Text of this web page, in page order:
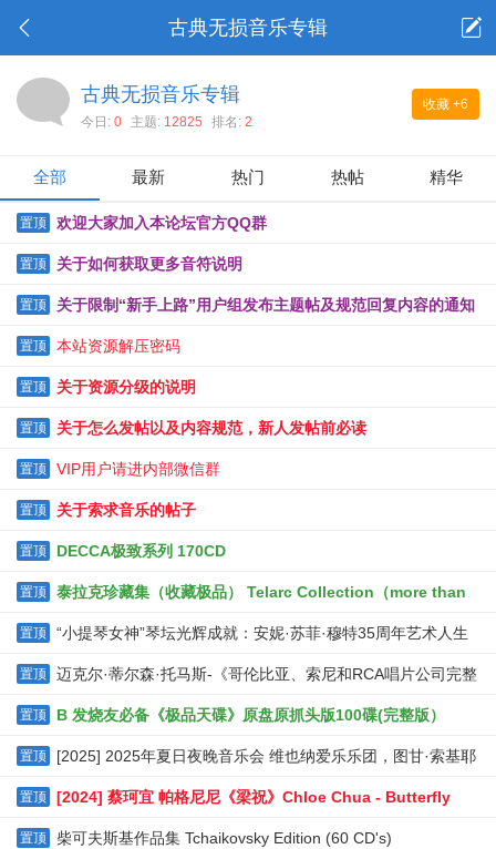
古典无损音乐专辑
收藏 +6
古典无损音乐专辑
今日: 0 主题: 12825 排名: 2
全部 最新 热门 热帖 精华
置顶 欢迎大家加入本论坛官方QQ群
置顶 关于如何获取更多音符说明
置顶 关于限制“新手上路”用户组发布主题帖及规范回复内容的通知
置顶 本站资源解压密码
置顶 关于资源分级的说明
置顶 关于怎么发帖以及内容规范，新人发帖前必读
置顶 VIP用户请进内部微信群
置顶 关于索求音乐的帖子
置顶 DECCA极致系列 170CD
置顶 泰拉克珍藏集（收藏极品） Telarc Collection（more than
1100CDs）
置顶 “小提琴女神”琴坛光辉成就：安妮·苏菲·穆特35周年艺术人生
40CD
置顶 迈克尔·蒂尔森·托马斯-《哥伦比亚、索尼和RCA唱片公司完整
录音集》[80张CD盒装版]
置顶 B 发烧友必备《极品天碟》原盘原抓头版100碟(完整版）
置顶 [2025] 2025年夏日夜晚音乐会 维也纳爱乐乐团，图甘·索基耶
夫
置顶 [2024] 蔡珂宜 帕格尼尼《梁祝》Chloe Chua - Butterfly
Lovers & Paganini
置顶 柴可夫斯基作品集 Tchaikovsky Edition (60 CD's)